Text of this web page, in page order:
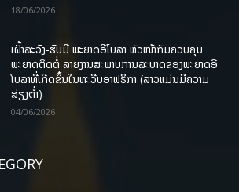
18/06/2026
ເຝົ້າລະວັງ-ຮັບມື ພະຍາດອີໂບລາ ຫົວໜ້າກົມຄວບຄຸມ
ພະຍາດຕິດຕໍ່ ລາຍງານສະພາບການລະບາດຂອງພະຍາດອີ
ໂບລາທີ່ເກີດຂຶ້ນໃນທະວີບອາຟຣິກາ (ລາວແມ່ນມີຄວາມ
ສ່ຽງຕໍ່າ)
04/06/2026